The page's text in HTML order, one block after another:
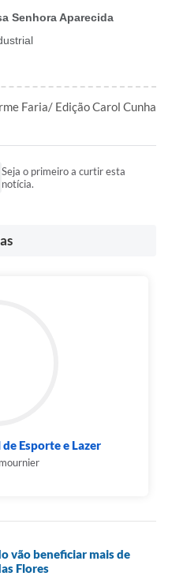
Senhora Aparecida
Faria/ Edição Carol Cunha
Seja o primeiro a curtir esta
notícia.
Esporte e Lazer
vão beneficiar mais de
Flores